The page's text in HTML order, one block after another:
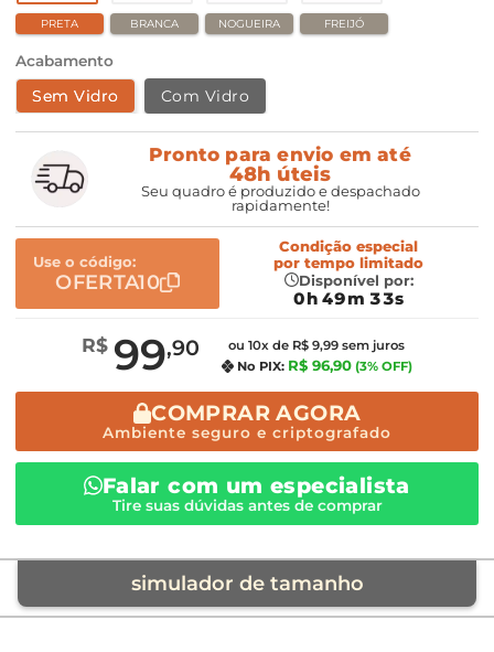
PRETA BRANCA NOGUEIRA FREIJÓ
Acabamento
Sem Vidro Com Vidro
Pronto para envio em até
48h úteis
Seu quadro é produzido e despachado
rapidamente!
Use o código:
OFERTA10
Condição especial
por tempo limitado
Disponível por:
0h 49m 32s
R$ 99,90
ou 10x de R$ 9,99 sem juros
No PIX: R$ 96,90 (3% OFF)
COMPRAR AGORA
Ambiente seguro e criptografado
Falar com um especialista
Tire suas dúvidas antes de comprar
simulador de tamanho